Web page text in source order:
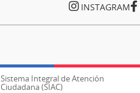
INSTAGRAM
Sistema Integral de Atención
Ciudadana (SIAC)